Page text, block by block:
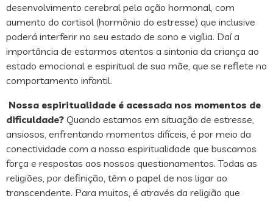
desenvolvimento cerebral pela ação hormonal, com
aumento do cortisol (hormônio do estresse) que inclusive
poderá interferir no seu estado de sono e vigília. Daí a
importância de estarmos atentos a sintonia da criança ao
estado emocional e espiritual de sua mãe, que se reflete no
comportamento infantil.
Nossa espiritualidade é acessada nos momentos de
dificuldade? Quando estamos em situação de estresse,
ansiosos, enfrentando momentos difíceis, é por meio da
conectividade com a nossa espiritualidade que buscamos
força e respostas aos nossos questionamentos. Todas as
religiões, por definição, têm o papel de nos ligar ao
transcendente. Para muitos, é através da religião que